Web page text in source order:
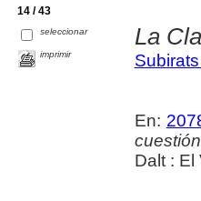
14 / 43
seleccionar
imprimir
La
En:
Dalt : El